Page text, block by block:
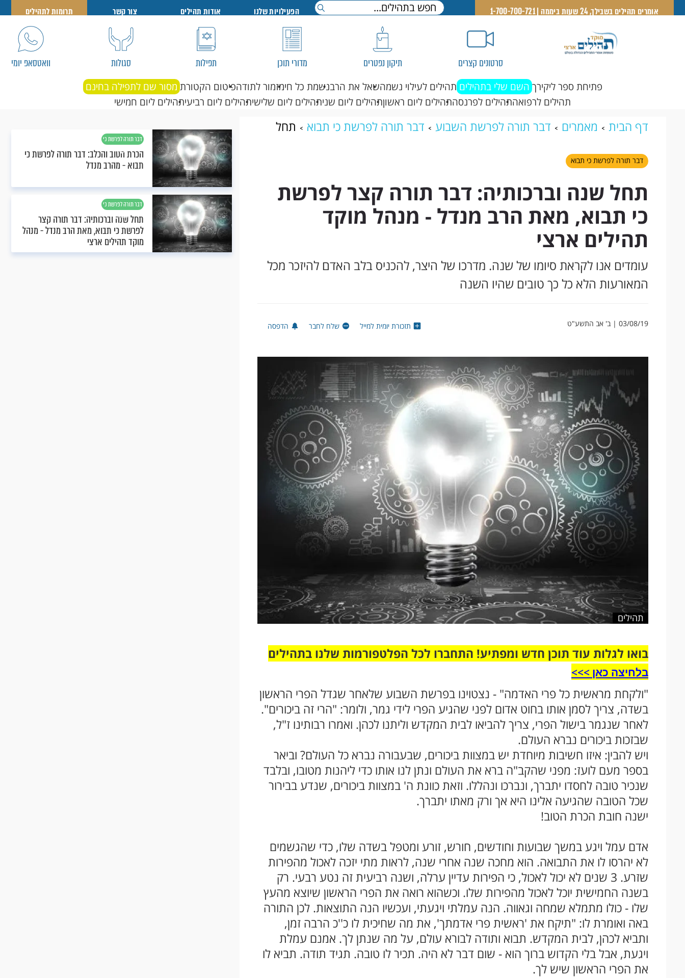
אומרים תהילים בשבילך, 24 שעות ביממה | 1-700-700-721 הפעילויות שלנו אודות תהילים צור קשר תרומות לתהילים
סרטונים קצרים תיקון נפטרים מדורי תוכן תפילות סגולות וואטסאפ יומי
פתיחת ספר ליקירך השם שלי בתהילים תהילים לעילוי נשמהשאל את הרבנשמת כל חימזמור לתודהפיטום הקטורת מסור שם לתפילה בחינם
תהילים לרפואהתהילים לפרנסהתהילים ליום ראשוןתהילים ליום שניתהילים ליום שלישיתהילים ליום רביעיתהילים ליום חמישי
דף הבית מאמרים דבר תורה לפרשת השבוע דבר תורה לפרשת כי תבוא
תחל
שנה וברכותיה: דבר תורה קצר לפרשת כי תבוא, מאת הרב מנדל - מנהל מוקד תהילים
דבר תורה לפרשת כי תבוא
תחל שנה וברכותיה: דבר תורה קצר לפרשת
כי תבוא, מאת הרב מנדל - מנהל מוקד
תהילים ארצי
עומדים אנו לקראת סיומו של שנה. מדרכו של היצר, להכניס בלב האדם להיזכר מכל
המאורעות הלא כל כך טובים שהיו השנה
03/08/19 | ב' אב התשע"ט תזכורת יומית למייל שלח לחבר הדפסה
תהילים
בואו לגלות עוד תוכן חדש ומפתיע! התחברו לכל הפלטפורמות שלנו בתהילים
בלחיצה כאן >>>​
"ולקחת מראשית כל פרי האדמה" - נצטוינו בפרשת השבוע שלאחר שגדל הפרי הראשון
בשדה, צריך לסמן אותו בחוט אדום לפני שהגיע הפרי לידי גמר, ולומר: "הרי זה ביכורים".
לאחר שנגמר בישול הפרי, צריך להביאו לבית המקדש וליתנו לכהן. ואמרו רבותינו ז"ל,
שבזכות ביכורים נברא העולם.
ויש להבין: איזו חשיבות מיוחדת יש במצוות ביכורים, שבעבורה נברא כל העולם? וביאר
בספר מעם לועז: מפני שהקב"ה ברא את העולם ונתן לנו אותו כדי ליהנות מטובו, ובלבד
שנכיר טובה לחסדו יתברך, ונברכו ונהללו. וזאת כוונת ה' במצוות ביכורים, שנדע בבירור
שכל הטובה שהגיעה אלינו היא אך ורק מאתו יתברך.
ישנה חובת הכרת הטוב!
אדם עמל ויגע במשך שבועות וחודשים, חורש, זורע ומטפל בשדה שלו, כדי שהגשמים
לא יהרסו לו את התבואה. הוא מחכה שנה אחרי שנה, לראות מתי יזכה לאכול מהפירות
שזרע. 3 שנים לא יכול לאכול, כי הפירות עדיין ערלה, ושנה רביעית זה נטע רבעי. רק
בשנה החמישית יוכל לאכול מהפירות שלו. וכשהוא רואה את הפרי הראשון שיוצא מהעץ
שלו - כולו מתמלא שמחה וגאווה. הנה עמלתי ויגעתי, ועכשיו הנה התוצאות. לכן התורה
באה ואומרת לו: "תיקח את 'ראשית פרי אדמתך', את מה שחיכית לו כ''כ הרבה זמן,
ותביא לכהן, לבית המקדש. תבוא ותודה לבורא עולם, על מה שנתן לך. אמנם עמלת
ויגעת, אבל בלי הקדוש ברוך הוא - שום דבר לא היה. תכיר לו טובה. תגיד תודה. תביא לו
את הפרי הראשון שיש לך.
דבר תורה לפרשת כי
תבוא
הכרת הטוב והכלב: דבר תורה לפרשת כי
תבוא - מהרב מנדל
דבר תורה לפרשת כי
תבוא
תחל שנה וברכותיה: דבר תורה קצר
לפרשת כי תבוא, מאת הרב מנדל - מנהל
מוקד תהילים ארצי